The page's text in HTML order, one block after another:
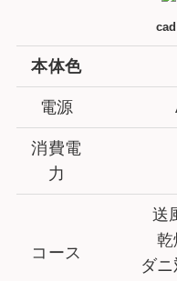
本体色
電源
消費電
力
コース
送
乾
ダ